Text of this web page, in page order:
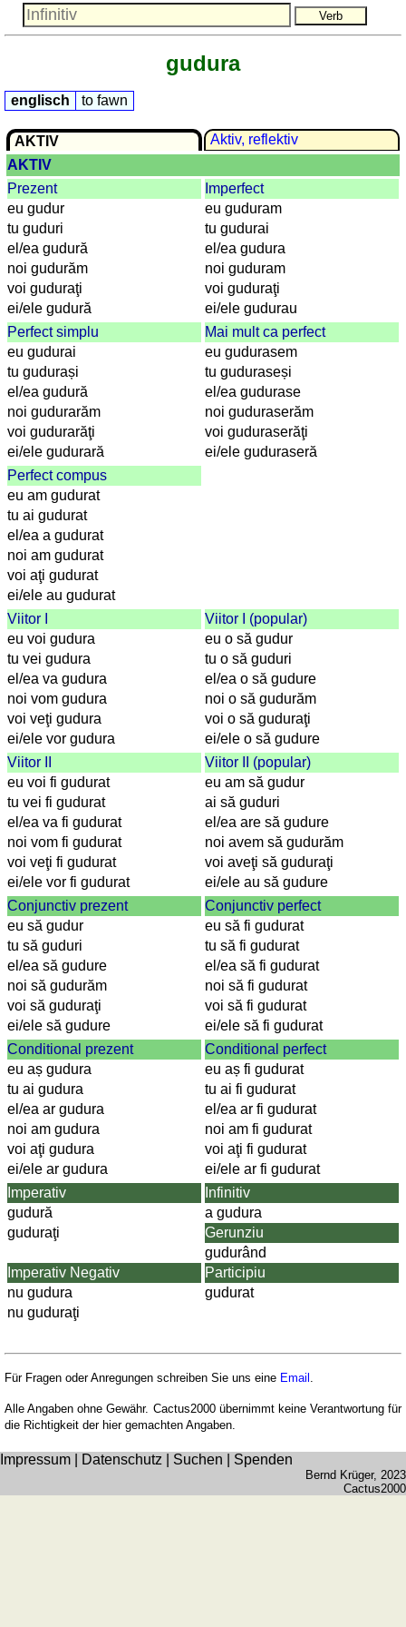
Niederländisch
Spanisch
Nützliches
Umrechner
Autokennzeichen
Sonnenstand
Fahrradtouren
Reisewortschatz
SPIELE
Geografie
Küstenquiz
Geografiequiz
Länderquiz
Flüsse-
und
Städtequiz
Flaggen-,
Wappen-
und
Münzenquiz
Städte-
und
Länderquiz
weitere
Spiele
Gehirntraining
Rechentrainer
Puzzle
Quiz
Suchbild
Tierquiz
gudura
englisch to fawn
AKTIV
Aktiv, reflektiv
AKTIV
Prezent
eu gudur
tu guduri
el/ea gudură
noi gudurăm
voi guduraţi
ei/ele gudură
Imperfect
eu guduram
tu gudurai
el/ea gudura
noi guduram
voi guduraţi
ei/ele gudurau
Perfect simplu
eu gudurai
tu gudurași
el/ea gudură
noi gudurarăm
voi gudurarăţi
ei/ele gudurară
Mai mult ca perfect
eu gudurasem
tu guduraseși
el/ea gudurase
noi guduraserăm
voi guduraserăţi
ei/ele guduraseră
Perfect compus
eu am gudurat
tu ai gudurat
el/ea a gudurat
noi am gudurat
voi aţi gudurat
ei/ele au gudurat
Viitor I
eu voi gudura
tu vei gudura
el/ea va gudura
noi vom gudura
voi veţi gudura
ei/ele vor gudura
Viitor I (popular)
eu o să gudur
tu o să guduri
el/ea o să gudure
noi o să gudurăm
voi o să guduraţi
ei/ele o să gudure
Viitor II
eu voi fi gudurat
tu vei fi gudurat
el/ea va fi gudurat
noi vom fi gudurat
voi veţi fi gudurat
ei/ele vor fi gudurat
Viitor II (popular)
eu am să gudur
ai să guduri
el/ea are să gudure
noi avem să gudurăm
voi aveţi să guduraţi
ei/ele au să gudure
Conjunctiv prezent
eu să gudur
tu să guduri
el/ea să gudure
noi să gudurăm
voi să guduraţi
ei/ele să gudure
Conjunctiv perfect
eu să fi gudurat
tu să fi gudurat
el/ea să fi gudurat
noi să fi gudurat
voi să fi gudurat
ei/ele să fi gudurat
Conditional prezent
eu aș gudura
tu ai gudura
el/ea ar gudura
noi am gudura
voi aţi gudura
ei/ele ar gudura
Conditional perfect
eu aș fi gudurat
tu ai fi gudurat
el/ea ar fi gudurat
noi am fi gudurat
voi aţi fi gudurat
ei/ele ar fi gudurat
Imperativ
gudură
guduraţi
Imperativ Negativ
nu gudura
nu guduraţi
Infinitiv
a gudura
Gerunziu
gudurând
Participiu
gudurat
Für Fragen oder Anregungen schreiben Sie uns eine Email .
Alle Angaben ohne Gewähr. Cactus2000 übernimmt keine Verantwortung für
die Richtigkeit der hier gemachten Angaben.
Impressum Datenschutz Suchen Spenden
Bernd Krüger, 2023
Cactus2000